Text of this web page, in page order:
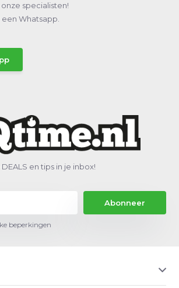
specialisten!
Whatsapp.
en tips in je inbox!
Abonneer
beperkingen